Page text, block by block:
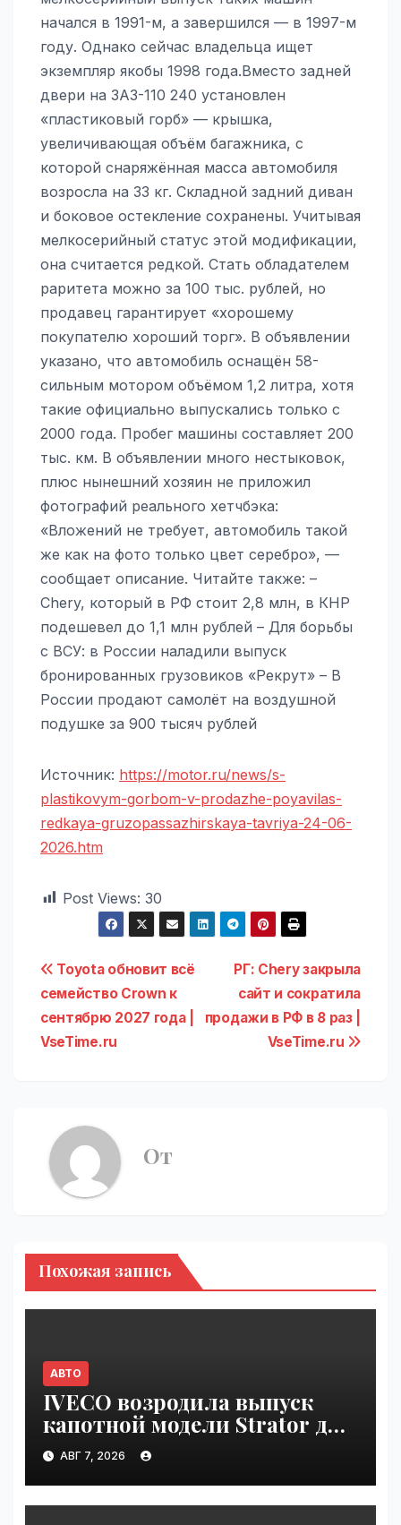
начался в 1991-м, а завершился — в 1997-м
году. Однако сейчас владельца ищет
экземпляр якобы 1998 года.Вместо задней
двери на ЗАЗ-110 240 установлен
«пластиковый горб» — крышка,
увеличивающая объём багажника, с
которой снаряжённая масса автомобиля
возросла на 33 кг. Складной задний диван
и боковое остекление сохранены. Учитывая
мелкосерийный статус этой модификации,
она считается редкой. Стать обладателем
раритета можно за 100 тыс. рублей, но
продавец гарантирует «хорошему
покупателю хороший торг». В объявлении
указано, что автомобиль оснащён 58-
сильным мотором объёмом 1,2 литра, хотя
такие официально выпускались только с
2000 года. Пробег машины составляет 200
тыс. км. В объявлении много нестыковок,
плюс нынешний хозяин не приложил
фотографий реального хетчбэка:
«Вложений не требует, автомобиль такой
же как на фото только цвет серебро», —
сообщает описание. Читайте также: –
Chery, который в РФ стоит 2,8 млн, в КНР
подешевел до 1,1 млн рублей – Для борьбы
с ВСУ: в России наладили выпуск
бронированных грузовиков «Рекрут» – В
России продают самолёт на воздушной
подушке за 900 тысяч рублей
Источник: https://motor.ru/news/s-
plastikovym-gorbom-v-prodazhe-poyavilas-
redkaya-gruzopassazhirskaya-tavriya-24-06-
2026.htm
Post Views: 30
Навигация
по
записям
РГ: Chery закрыла
сайт и сократила
продажи в РФ в 8 раз |
VseTime.ru
Toyota обновит всё
семейство Crown к
сентябрю 2027 года |
VseTime.ru
От
Похожая запись
АВТО
IVECO возродила выпуск
капотной модели Strator для
Европы | VseTime.ru
АВГ 7, 2026